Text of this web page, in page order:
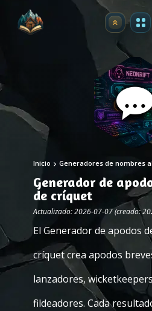
Mejorar
Inicio Generadores de nombres
Generador de
de críquet
Actualizado: 2026-07-07 (creado:
El Generador de apodos
críquet crea apodos
lanzadores,
fildeadores. Cada